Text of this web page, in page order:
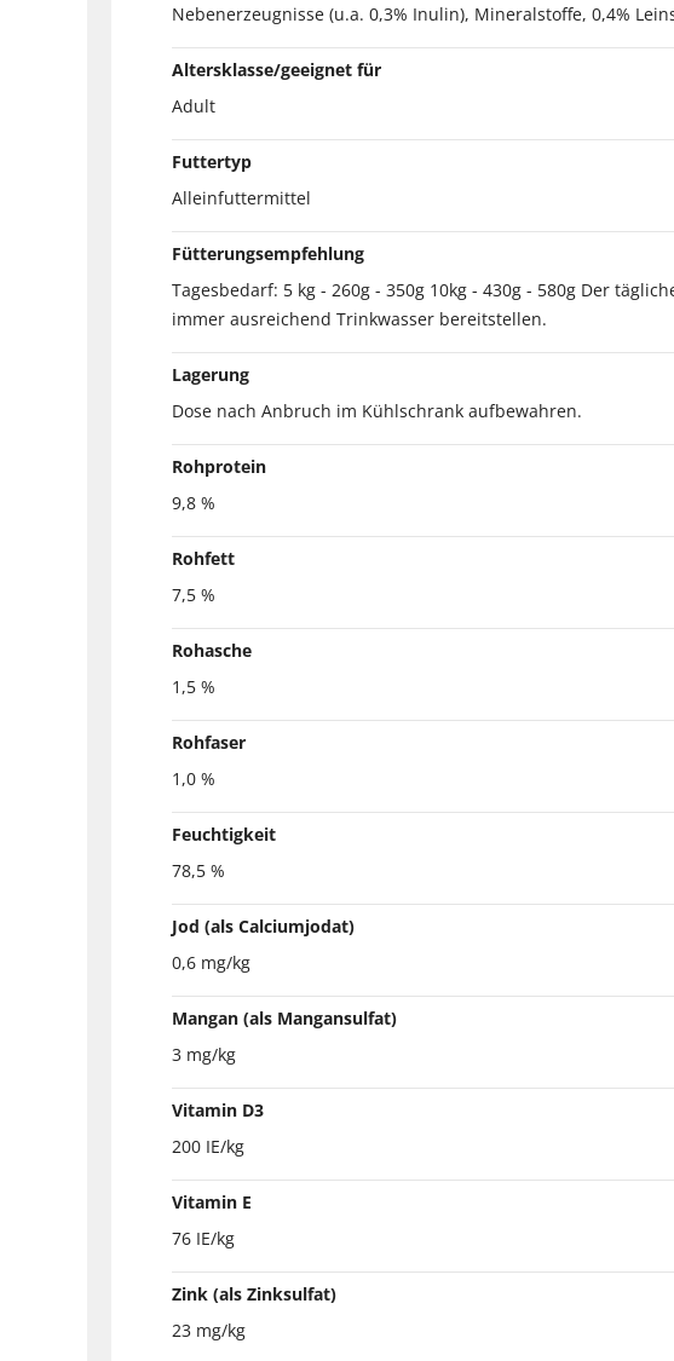
Nebenerzeugnisse (u.a. 0,3% Inulin), Mineralstoffe, 0,4%
Altersklasse/geeignet für
Adult
Futtertyp
Alleinfuttermittel
Fütterungsempfehlung
Tagesbedarf: 5 kg - 260g - 350g 10kg - 430g - 580g Der
immer ausreichend Trinkwasser bereitstellen.
Lagerung
Dose nach Anbruch im Kühlschrank aufbewahren.
Rohprotein
9,8 %
Rohfett
7,5 %
Rohasche
1,5 %
Rohfaser
1,0 %
Feuchtigkeit
78,5 %
Jod (als Calciumjodat)
0,6 mg/kg
Mangan (als Mangansulfat)
3 mg/kg
Vitamin D3
200 IE/kg
Vitamin E
76 IE/kg
Zink (als Zinksulfat)
23 mg/kg